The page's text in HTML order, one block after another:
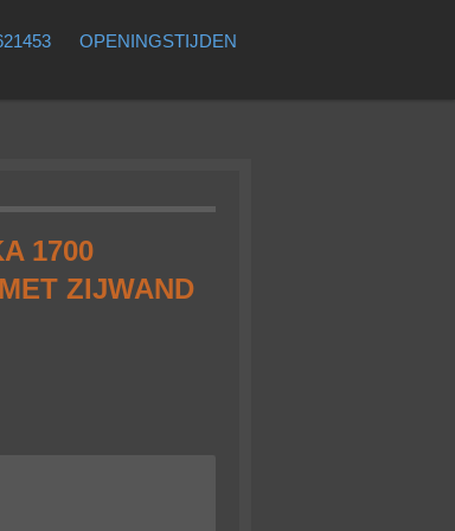
OPENINGSTIJDEN
1700
ZIJWAND